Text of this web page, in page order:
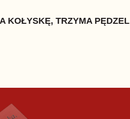
KOŁYSKĘ, TRZYMA PĘDZEL